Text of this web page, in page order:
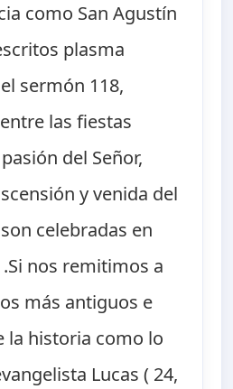
como San Agustín
plasma
sermón 118,
las fiestas
del Señor,
y venida del
celebradas en
nos remitimos a
más antiguos e
la historia como lo
Lucas ( 24,